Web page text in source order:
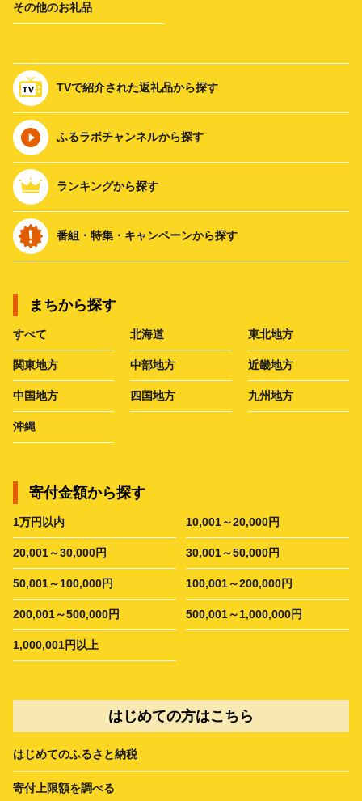
その他のお礼品
TVで紹介された返礼品から探す
ふるラボチャンネルから探す
ランキングから探す
番組・特集・キャンペーンから探す
まちから探す
すべて 北海道 東北地方
関東地方 中部地方 近畿地方
中国地方 四国地方 九州地方
沖縄
寄付金額から探す
1万円以内 10,001～20,000円
20,001～30,000円 30,001～50,000円
50,001～100,000円 100,001～200,000円
200,001～500,000円 500,001～1,000,000円
1,000,001円以上
はじめての方はこちら
はじめてのふるさと納税
寄付上限額を調べる